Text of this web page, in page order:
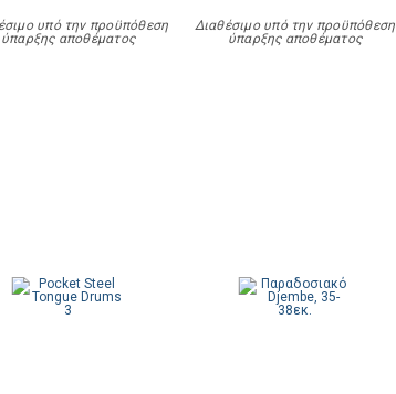
υπό την προϋπόθεση
ύπαρξης αποθέματος
Διαθέσιμο υπό την προϋπόθεση
ύπαρξης αποθέματος